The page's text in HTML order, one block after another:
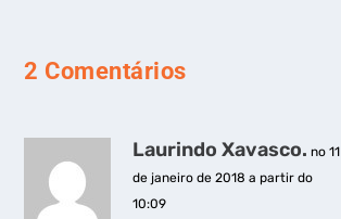
2 Comentários
Laurindo Xavasco. no 11
de janeiro de 2018 a partir do
10:09